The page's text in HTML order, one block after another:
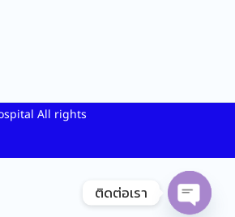
All rights
ติดต่อเรา